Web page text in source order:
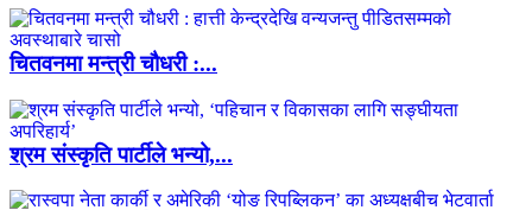
चितवनमा मन्त्री चौधरी :...
श्रम संस्कृति पार्टीले भन्यो,...